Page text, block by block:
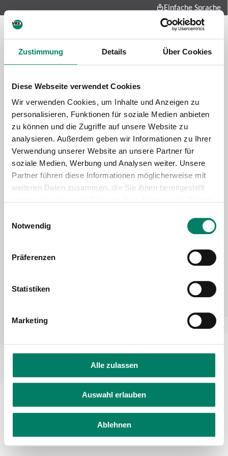
Zustimmung Details Über Cookies
Diese Webseite verwendet Cookies
Wir verwenden Cookies, um Inhalte und Anzeigen zu
personalisieren, Funktionen für soziale Medien anbieten
zu können und die Zugriffe auf unsere Website zu
analysieren. Außerdem geben wir Informationen zu Ihrer
Verwendung unserer Website an unsere Partner für
soziale Medien, Werbung und Analysen weiter. Unsere
Partner führen diese Informationen möglicherweise mit
weiteren Daten zusammen, die Sie ihnen bereitgestellt
Notwendig
Präferenzen
Statistiken
Marketing
Alle zulassen
Auswahl erlauben
Ablehnen
Einfache Sprache
Future-mobility
About us
Press and media
Career
Declaration on accessibility
Feedback on accessibility